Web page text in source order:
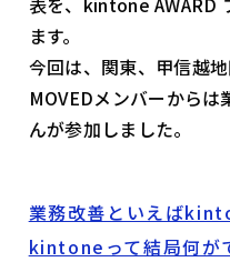
ます。
今回は、関東、甲信越
MOVEDメンバーから
んが参加しました。
業務改善といえば
kintoneって結局何が